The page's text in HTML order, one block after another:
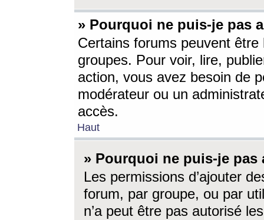
» Pourquoi ne puis-je pas
Certains forums peuvent être
groupes. Pour voir, lire,
action, vous avez besoin de
modérateur ou un
accès.
Haut
» Pourquoi ne puis-je
Les permissions d’ajouter
forum, par groupe, ou par
n’a peut être pas autorisé